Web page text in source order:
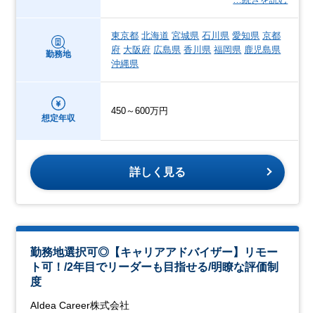
勤務地
東京都 北海道 宮城県 石川県 愛知県 京都
府 大阪府 広島県 香川県 福岡県 鹿児島県
沖縄県
想定年収
450～600万円
詳しく見る
勤務地選択可◎【キャリアアドバイザー】リモー
ト可！/2年目でリーダーも目指せる/明瞭な評価制
度
AIdea Career株式会社